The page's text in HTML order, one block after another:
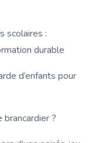
scolaires :
durable
d’enfants pour
?